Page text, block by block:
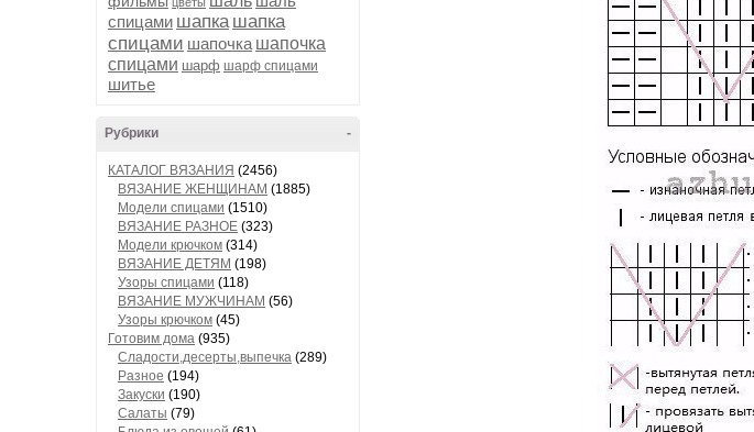
спицами шапка шапка
спицами шапочка шапочка
спицами шарф шарф спицами
шитье
-
Рубрики
КАТАЛОГ ВЯЗАНИЯ (2456)
ВЯЗАНИЕ ЖЕНЩИНАМ (1885)
Модели спицами (1510)
ВЯЗАНИЕ РАЗНОЕ (323)
Модели крючком (314)
ВЯЗАНИЕ ДЕТЯМ (198)
Узоры спицами (118)
ВЯЗАНИЕ МУЖЧИНАМ (56)
Узоры крючком (45)
Готовим дома (935)
Сладости,десерты,выпечка (289)
Разное (194)
Закуски (190)
Салаты (79)